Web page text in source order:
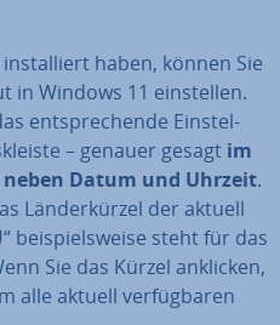
haben, können Sie
in Windows 11 ein­stel­len.
ent­spre­chen­de Ein­stel­
– genauer gesagt im
Datum und Uhrzeit.
Län­der­kür­zel der aktuell
bei­spiels­wei­se steht für das
Sie das Kürzel anklicken,
alle aktuell ver­füg­ba­ren